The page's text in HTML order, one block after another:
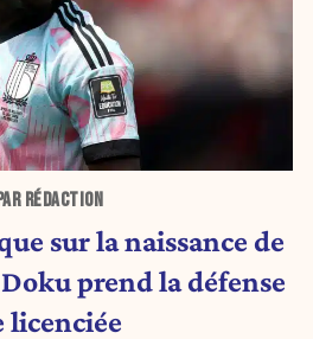
RÉDACTION
sur la naissance de
prend la défense
licenciée